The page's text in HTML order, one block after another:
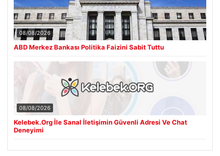
08/08/2026
ABD Merkez Bankası Politika Faizini Sabit Tuttu
08/08/2026
Kelebek.Org İle Sanal İletişimin Güvenli Adresi Ve Chat
Deneyimi